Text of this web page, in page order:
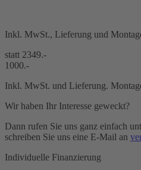
Inkl. MwSt., Lieferung und
statt 2349.-
1000.-
Inkl. MwSt. und Lieferung.
Wir haben Ihr Interesse geweckt?
Dann rufen Sie uns ganz einfach
schreiben Sie uns eine E-Mail an
Individuelle Finanzierung